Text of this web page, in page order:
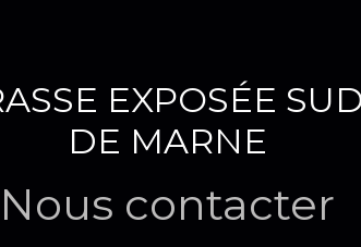
EXPOSÉE
DE MARNE
Nous contacter